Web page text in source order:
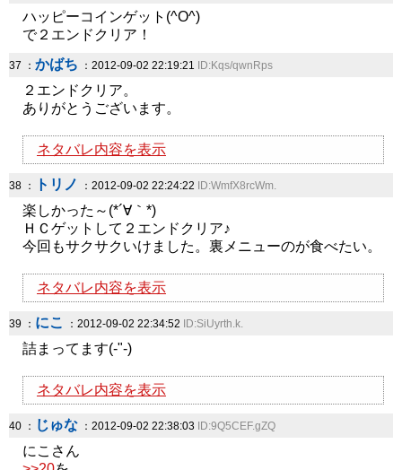
ハッピーコインゲット(^O^)
で２エンドクリア！
37 ： かばち ：2012-09-02 22:19:21 ID:Kqs/qwnRps
２エンドクリア。
ありがとうございます。
ネタバレ内容を表示
38 ： トリノ ：2012-09-02 22:24:22 ID:WmfX8rcWm.
楽しかった～(*´∀｀*)
ＨＣゲットして２エンドクリア♪
今回もサクサクいけました。裏メニューのが食べたい。
ネタバレ内容を表示
39 ： にこ ：2012-09-02 22:34:52 ID:SiUyrth.k.
詰まってます(-"-)
ネタバレ内容を表示
40 ： じゅな ：2012-09-02 22:38:03 ID:9Q5CEF.gZQ
にこさん